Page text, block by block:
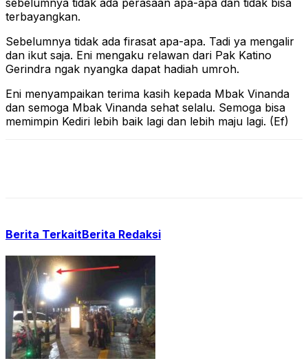
sebelumnya tidak ada perasaan apa-apa dan tidak bisa
terbayangkan.
Sebelumnya tidak ada firasat apa-apa. Tadi ya mengalir
dan ikut saja. Eni mengaku relawan dari Pak Katino
Gerindra ngak nyangka dapat hadiah umroh.
Eni menyampaikan terima kasih kepada Mbak Vinanda
dan semoga Mbak Vinanda sehat selalu. Semoga bisa
memimpin Kediri lebih baik lagi dan lebih maju lagi. (Ef)
Berita TerkaitBerita Redaksi